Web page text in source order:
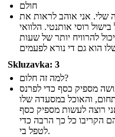
חולם
שלי. אני אוהב לראות את
רוסי אותנטי. הלוואי
להרוויח יותר של שעות
Skluzavka: 3
למה זה חלום?
מספיק כסף כדי לפרנס
והאוכל במסעדה שלו
רוצה לעשות מספיק כסף
הקריבו כל כך הרבה כדי
לטפל בי.